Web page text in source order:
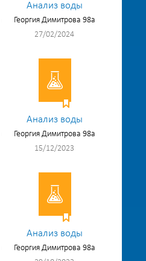
Анализ воды
Георгия Димитрова 98а
27/02/2024
Анализ воды
Георгия Димитрова 98а
15/12/2023
Анализ воды
Георгия Димитрова 98а